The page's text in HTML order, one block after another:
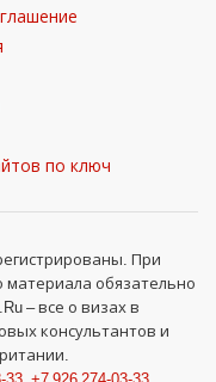
по ключ
При
обязательно
– все о визах в
консультантов и